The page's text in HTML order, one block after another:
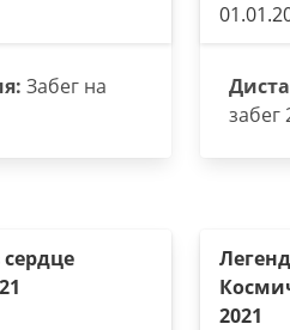
Забег на
забег
2021